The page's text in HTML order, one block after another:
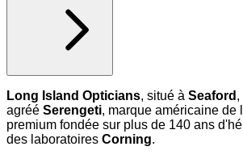
Long Island Opticians, situé à Seaford ,
agréé Serengeti, marque américaine de
premium fondée sur plus de 140 ans
des laboratoires Corning.